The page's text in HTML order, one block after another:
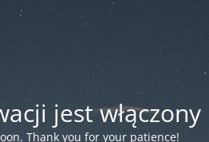
jest włączony
Thank you for your patience!